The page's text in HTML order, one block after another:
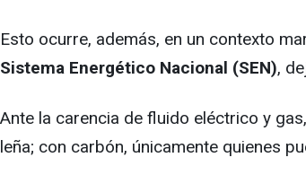
Esto ocurre, además, en un contexto
Sistema Energético Nacional (SEN),
Ante la carencia de fluido eléctrico y
leña; con carbón, únicamente quienes